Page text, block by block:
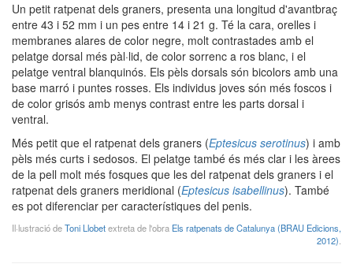
Un petit ratpenat dels graners, presenta una longitud d'avantbraç
entre 43 i 52 mm i un pes entre 14 i 21 g. Té la cara, orelles i
membranes alares de color negre, molt contrastades amb el
pelatge dorsal més pàl·lid, de color sorrenc a ros blanc, i el
pelatge ventral blanquinós. Els pèls dorsals són bicolors amb una
base marró i puntes rosses. Els individus joves són més foscos i
de color grisós amb menys contrast entre les parts dorsal i
ventral.
Més petit que el ratpenat dels graners (Eptesicus serotinus) i amb
pèls més curts i sedosos. El pelatge també és més clar i les àrees
de la pell molt més fosques que les del ratpenat dels graners i el
ratpenat dels graners meridional (Eptesicus isabellinus). També
es pot diferenciar per característiques del penis.
Il·lustració deToni Llobetextreta de l'obra Els ratpenats de Catalunya (BRAU Edicions,
2012)